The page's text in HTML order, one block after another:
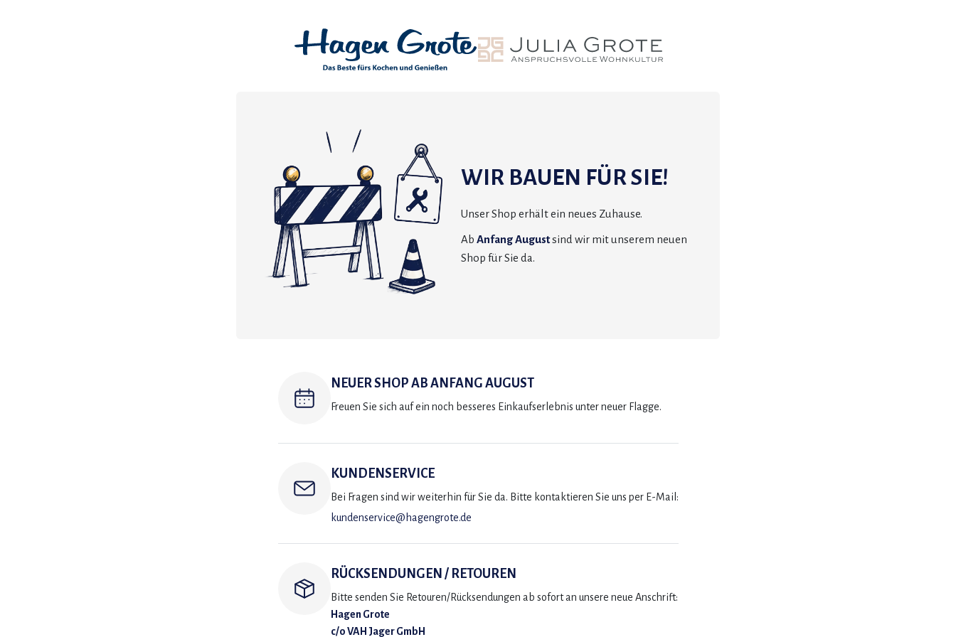
WIR BAUEN FÜR SIE!
Unser Shop erhält ein neues Zuhause.
Ab Anfang Augustsind wir mit unserem neuen
Shop für Sie da.
NEUER SHOP AB ANFANG AUGUST
Freuen Sie sich auf ein noch besseres Einkaufserlebnis unter neuer Flagge.
KUNDENSERVICE
Bei Fragen sind wir weiterhin für Sie da. Bitte kontaktieren Sie uns per E-Mail:
kundenservice@hagengrote.de
RÜCKSENDUNGEN / RETOUREN
Bitte senden Sie Retouren/Rücksendungen ab sofort an unsere neue Anschrift:
Hagen Grote
c/o VAH Jager GmbH